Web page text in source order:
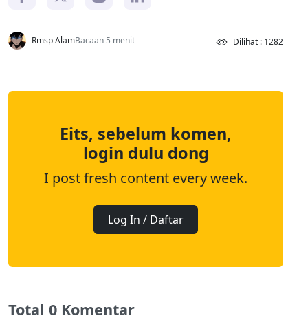
Rmsp AlamBacaan 5 menit Dilihat : 1282
Eits, sebelum komen,
login dulu dong
I post fresh content every week.
Log In / Daftar
Total 0 Komentar